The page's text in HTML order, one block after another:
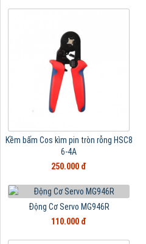
Kềm bấm Cos kìm pin tròn rỗng HSC8
6-4A
250.000 đ
Động Cơ Servo MG946R
110.000 đ